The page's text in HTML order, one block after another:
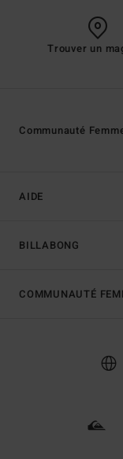
Trouver un
AIDE
BILLABONG
Communauté
COMMUNAUTÉ